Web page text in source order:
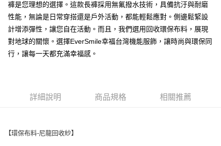
萊爾富取貨付款
付款後萊爾富取貨
每筆NT$100，滿NT$699(含以上)免運費
宅配
褲是您理想的選擇。這款長褲採用無氟撥水技術，具備抗汙與耐磨
性能，無論是日常穿搭還是戶外活動，都能輕鬆應對。側邊鬆緊設
計增添彈性，讓您自在活動。而且，我們選用回收環保布料，展現
對地球的關懷。選擇EverSmile幸福台灣機能服飾，讓時尚與環保同
行，讓每一天都充滿幸福感。
詳細說明 商品規格 相關推薦
【環保布料-尼龍回收紗】